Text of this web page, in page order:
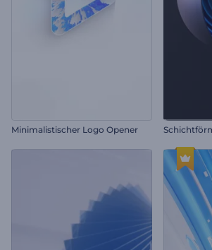
Minimalistischer Logo Opener